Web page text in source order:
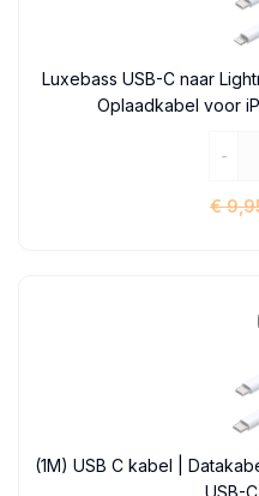
Luxebass USB-C naar
Oplaadkabel voor
€
(1M) USB C kabel |